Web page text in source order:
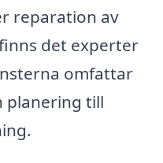
reparation av
det experter
omfattar
planering till